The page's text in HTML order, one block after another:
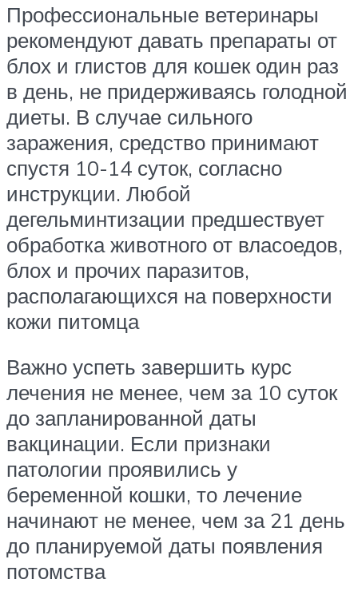
Профессиональные ветеринары
рекомендуют давать препараты от
блох и глистов для кошек один раз
в день, не придерживаясь голодной
диеты. В случае сильного
заражения, средство принимают
спустя 10-14 суток, согласно
инструкции. Любой
дегельминтизации предшествует
обработка животного от власоедов,
блох и прочих паразитов,
располагающихся на поверхности
кожи питомца
Важно успеть завершить курс
лечения не менее, чем за 10 суток
до запланированной даты
вакцинации. Если признаки
патологии проявились у
беременной кошки, то лечение
начинают не менее, чем за 21 день
до планируемой даты появления
потомства